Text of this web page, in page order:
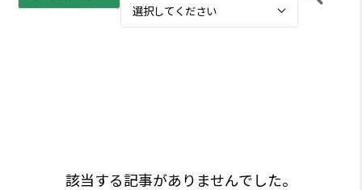
該当する記事がありませんでした。